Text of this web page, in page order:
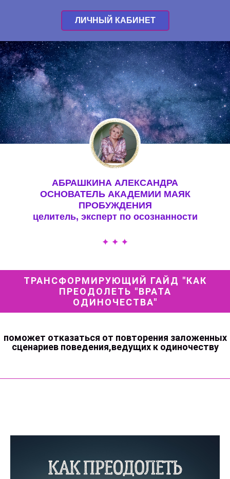
ЛИЧНЫЙ КАБИНЕТ
АБРАШКИНА АЛЕКСАНДРА
ОСНОВАТЕЛЬ АКАДЕМИИ МАЯК
ПРОБУЖДЕНИЯ
целитель, эксперт по осознанности
ТРАНСФОРМИРУЮЩИЙ ГАЙД "КАК
ПРЕОДОЛЕТЬ "ВРАТА
ОДИНОЧЕСТВА"
поможет отказаться от повторения заложенных
сценариев поведения,ведущих к одиночеству